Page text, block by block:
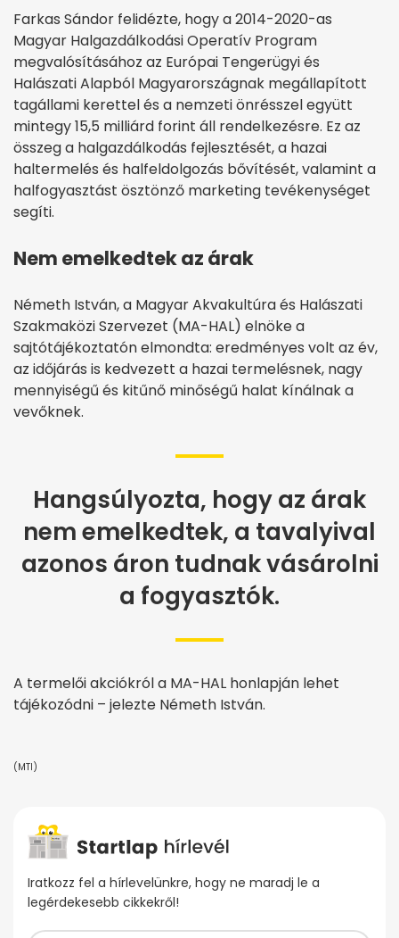
Farkas Sándor felidézte, hogy a 2014-2020-as
Magyar Halgazdálkodási Operatív Program
megvalósításához az Európai Tengerügyi és
Halászati Alapból Magyarországnak megállapított
tagállami kerettel és a nemzeti önrésszel együtt
mintegy 15,5 milliárd forint áll rendelkezésre. Ez az
összeg a halgazdálkodás fejlesztését, a hazai
haltermelés és halfeldolgozás bővítését, valamint a
halfogyasztást ösztönző marketing tevékenységet
segíti.
Nem emelkedtek az árak
Németh István, a Magyar Akvakultúra és Halászati
Szakmaközi Szervezet (MA-HAL) elnöke a
sajtótájékoztatón elmondta: eredményes volt az év,
az időjárás is kedvezett a hazai termelésnek, nagy
mennyiségű és kitűnő minőségű halat kínálnak a
vevőknek.
Hangsúlyozta, hogy az árak
nem emelkedtek, a tavalyival
azonos áron tudnak vásárolni
a fogyasztók.
A termelői akciókról a MA-HAL honlapján lehet
tájékozódni – jelezte Németh István.
(MTI)
Iratkozz fel a hírlevelünkre, hogy ne maradj le a
legérdekesebb cikkekről!